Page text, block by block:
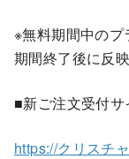
※無料期間中の
期間終了後に反映
■新ご注文受付サ
https://クリスチ